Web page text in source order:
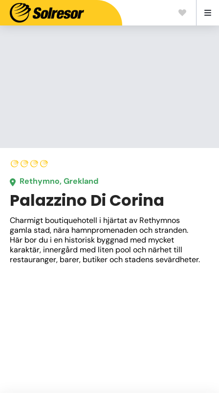
Rethymno, Grekland
Palazzino Di Corina
Charmigt boutiquehotell i hjärtat av Rethymnos
gamla stad, nära hamnpromenaden och stranden.
Här bor du i en historisk byggnad med mycket
karaktär, innergård med liten pool och närhet till
restauranger, barer, butiker och stadens sevärdheter.